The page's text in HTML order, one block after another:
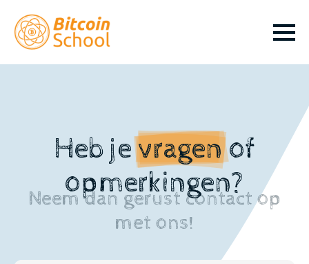
Heb jevragen of
opmerkingen?
Neem dan gerust contact op
met ons!